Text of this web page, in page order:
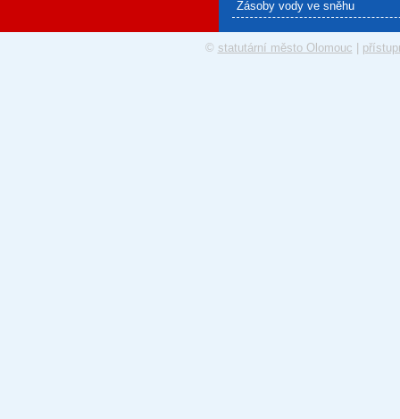
Zásoby vody ve sněhu
© statutární město Olomouc